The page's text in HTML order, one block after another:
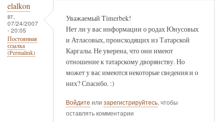
elalkon
вт,
07/24/2007
- 20:05
Постоянная
ссылка
(Permalink)
Уважаемый Timerbek!
Нет ли у вас информации о родах Юнусовых
и Атласовых, происходящих из Татарской
Каргалы. Не уверена, что они имеют
отношение к татарскому дворянству. Но
может у вас имеются некоторые сведения и о
них? Спасибо. :)
Войдите или зарегистрируйтесь, чтобы
оставлять комментарии